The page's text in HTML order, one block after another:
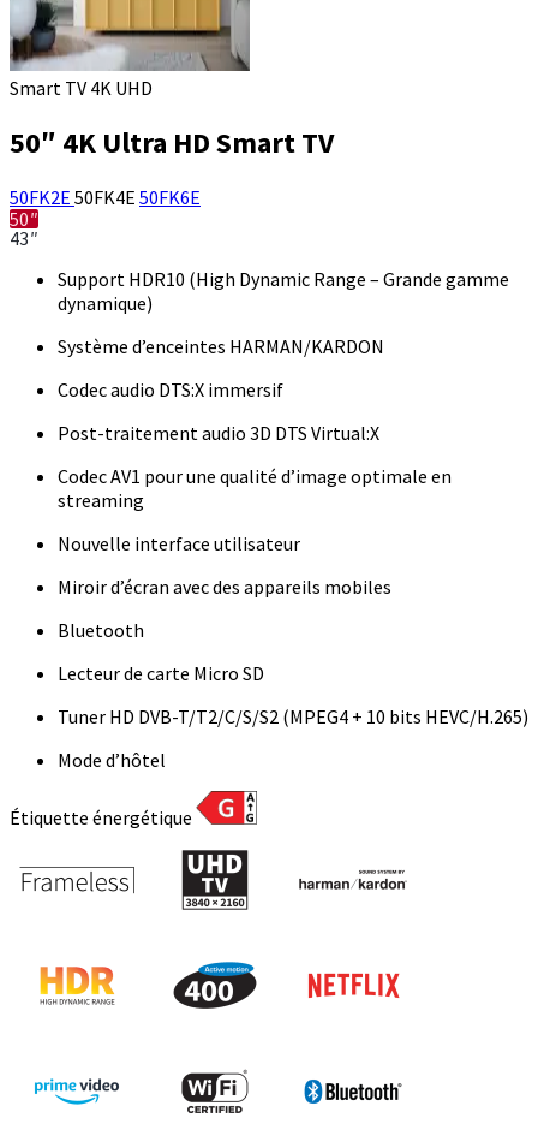
Smart TV 4K UHD
50″ 4K Ultra HD Smart TV
50FK2E 50FK4E 50FK6E
50″
43″
Support HDR10 (High Dynamic Range – Grande gamme
dynamique)
Système d’enceintes HARMAN/KARDON
Codec audio DTS:X immersif
Post-traitement audio 3D DTS Virtual:X
Codec AV1 pour une qualité d’image optimale en
streaming
Nouvelle interface utilisateur
Miroir d’écran avec des appareils mobiles
Bluetooth
Lecteur de carte Micro SD
Tuner HD DVB-T/T2/C/S/S2 (MPEG4 + 10 bits HEVC/H.265)
Mode d’hôtel
Étiquette énergétique